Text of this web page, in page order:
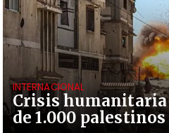
Crisis humanitaria
de 1.000
INTERNACIONAL